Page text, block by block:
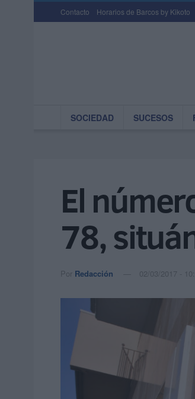
Contacto Horarios de Barcos by Kikoto
SOCIEDAD SUCESOS
El
78,
Por Redacción 02/03/2017 -